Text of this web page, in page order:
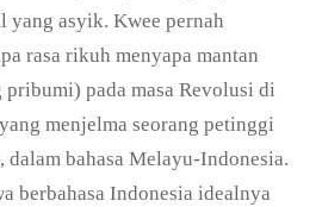
yang asyik. Kwee pernah
rasa rikuh menyapa mantan
pribumi) pada masa Revolusi di
menjelma seorang petinggi
dalam bahasa Melayu-Indonesia.
berbahasa Indonesia idealnya